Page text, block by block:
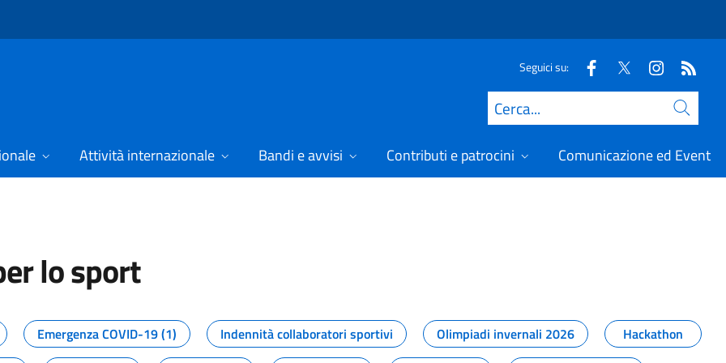
Seguici su:
Cerca
Attività internazionale Bandi e avvisi Contributi e patrocini Comunicazione ed Eventi
lo sport
dal Dipartimento per lo sport
Emergenza COVID-19 (1) Indennità collaboratori sportivi Olimpiadi invernali 2026
Hackathon